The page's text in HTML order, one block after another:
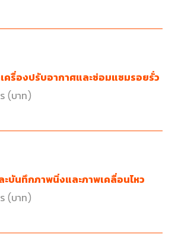
ครื่องปรับอากาศและซ่อมแซมรอยรั่ว
ะบันทึกภาพนิ่งและภาพเคลื่อนไหว